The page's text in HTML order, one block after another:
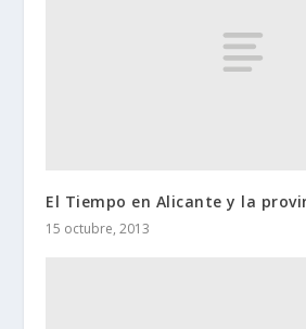
El Tiempo en Alicante y la
15 octubre, 2013